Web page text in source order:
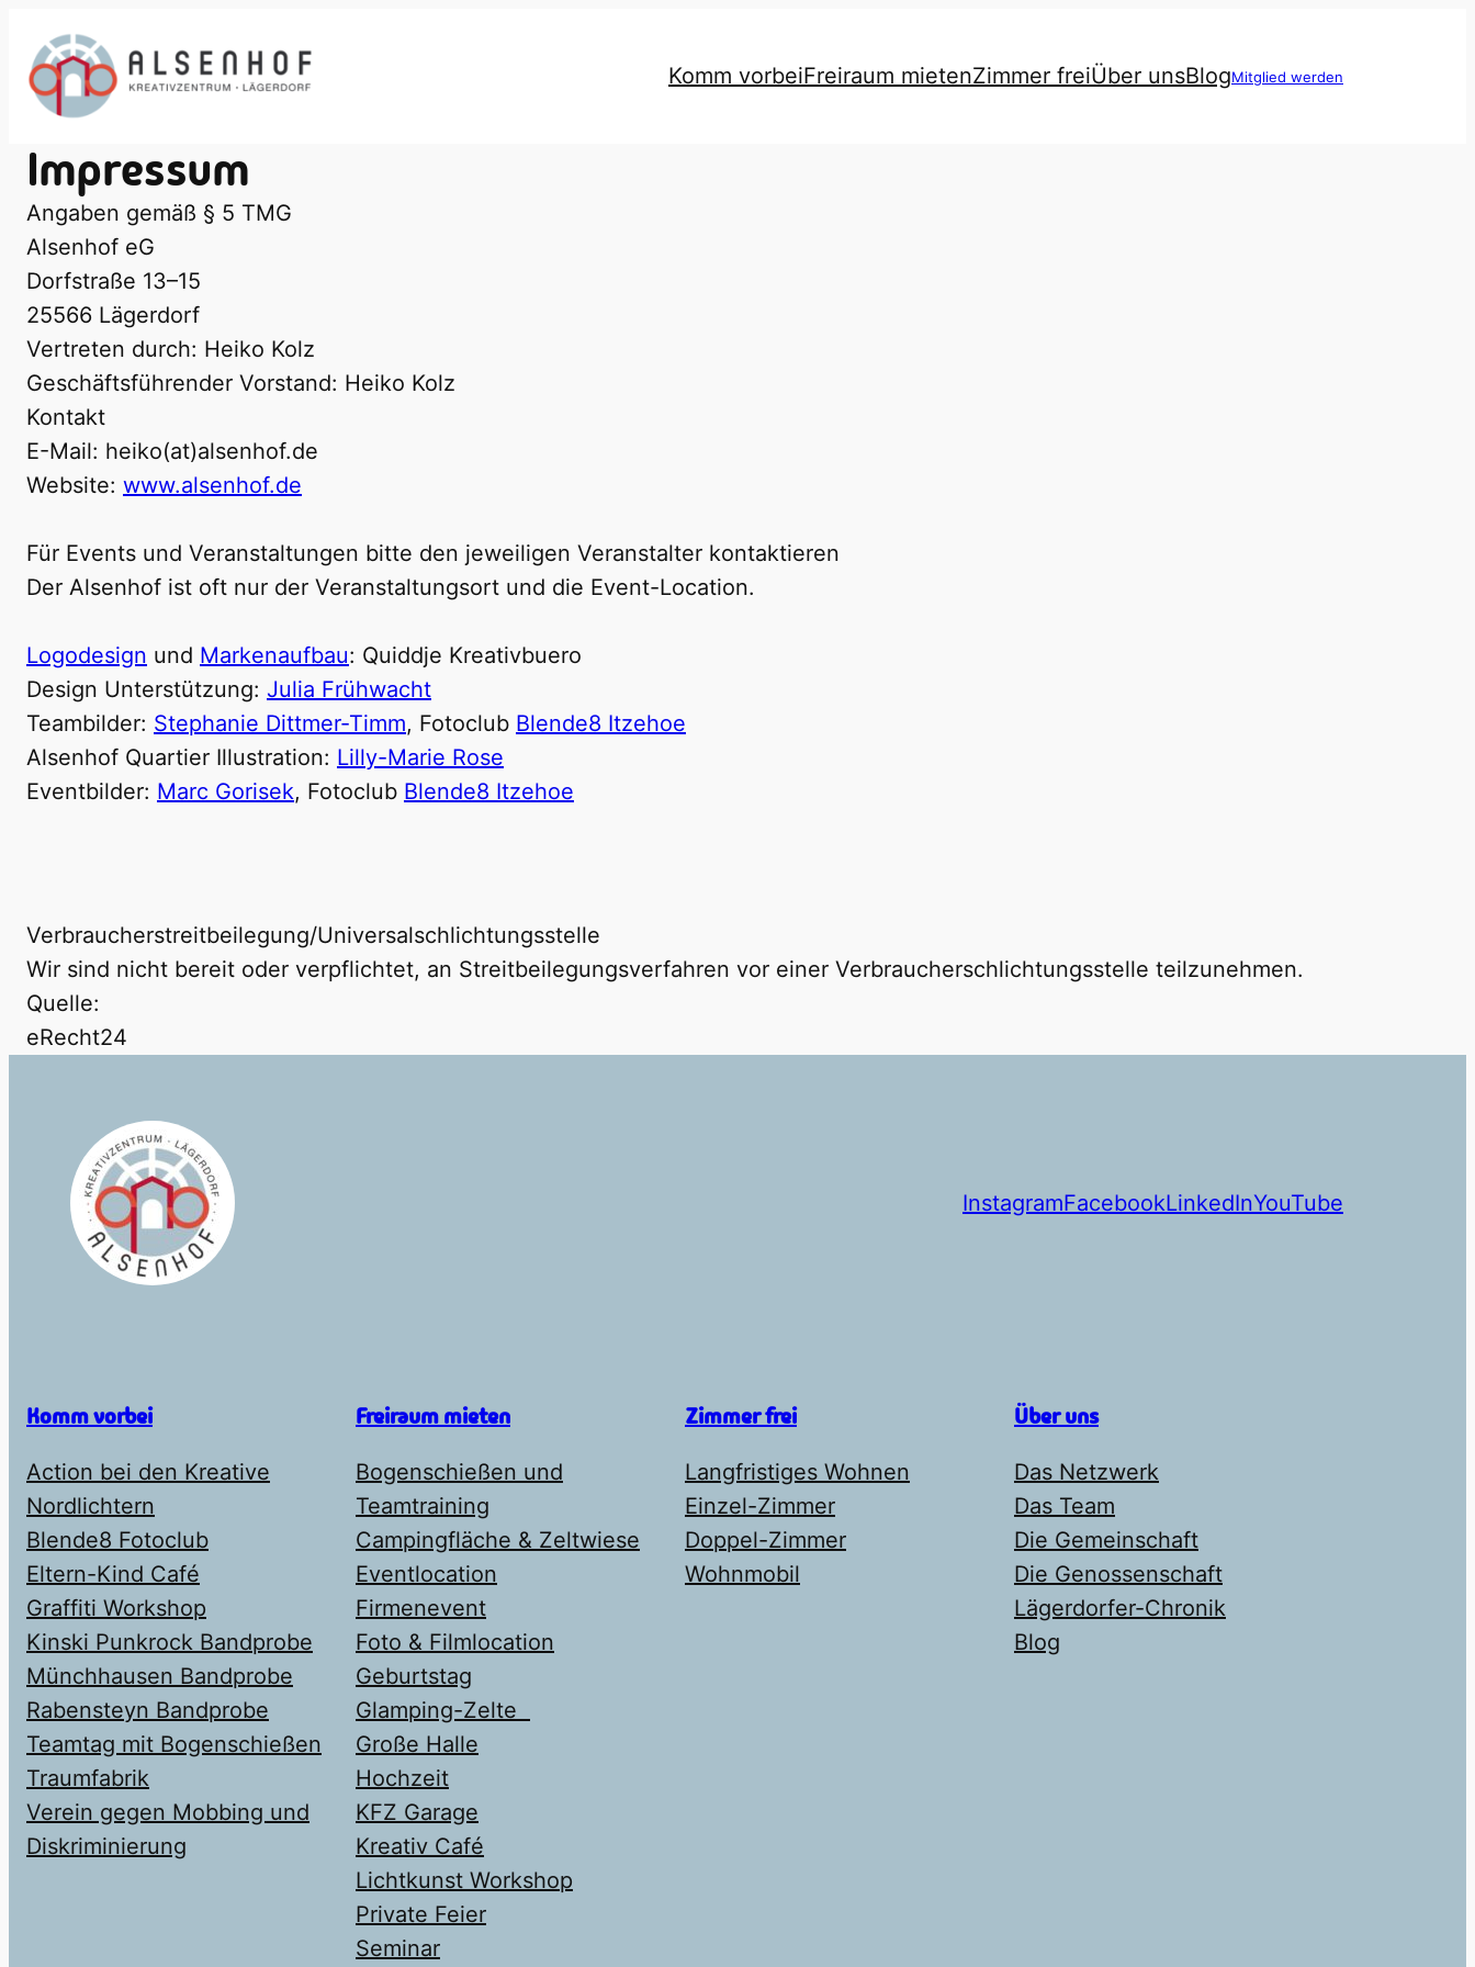
Inhalt
springen
Komm vorbeiFreiraum mietenZimmer freiÜber unsBlogMitglied werden
Impressum
Angaben gemäß § 5 TMG
Alsenhof eG
Dorfstraße 13–15
25566 Lägerdorf
Vertreten durch: Heiko Kolz
Geschäftsführender Vorstand: Heiko Kolz
Kontakt
E-Mail: heiko(at)alsenhof.de
Website: www.alsenhof.de
Für Events und Veranstaltungen bitte den jeweiligen Veranstalter kontaktieren
Der Alsenhof ist oft nur der Veranstaltungsort und die Event-Location.
Logodesign und Markenaufbau: Quiddje Kreativbuero
Design Unterstützung: Julia Frühwacht
Teambilder: Stephanie Dittmer-Timm, Fotoclub Blende8 Itzehoe
Alsenhof Quartier Illustration: Lilly-Marie Rose
Eventbilder: Marc Gorisek, Fotoclub Blende8 Itzehoe
Verbraucherstreitbeilegung/Universalschlichtungsstelle
Wir sind nicht bereit oder verpflichtet, an Streitbeilegungsverfahren vor einer Verbraucherschlichtungsstelle teilzunehmen.
Quelle:
eRecht24
InstagramFacebookLinkedInYouTube
Komm vorbei
Action bei den Kreative
Nordlichtern
Blende8 Fotoclub
Eltern-Kind Café
Graffiti Workshop
Kinski Punkrock Bandprobe
Münchhausen Bandprobe
Rabensteyn Bandprobe
Teamtag mit Bogenschießen
Traumfabrik
Verein gegen Mobbing und
Diskriminierung
Freiraum mieten
Bogenschießen und
Teamtraining
Campingfläche & Zeltwiese
Eventlocation
Firmenevent
Foto & Filmlocation
Geburtstag
Glamping-Zelte
Große Halle
Hochzeit
KFZ Garage
Kreativ Café
Lichtkunst Workshop
Private Feier
Seminar
Zimmer frei
Langfristiges Wohnen
Einzel-Zimmer
Doppel-Zimmer
Wohnmobil
Über uns
Das Netzwerk
Das Team
Die Gemeinschaft
Die Genossenschaft
Lägerdorfer-Chronik
Blog